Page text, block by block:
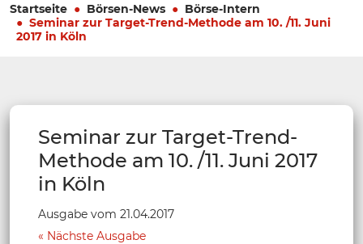
Startseite Börsen-News
Börse-Intern
Seminar zur Target-Trend-Methode am 10. /11. Juni
2017 in Köln
Seminar zur Target-Trend-
Methode am 10. /11. Juni 2017
in Köln
Ausgabe vom 21.04.2017
Nächste Ausgabe